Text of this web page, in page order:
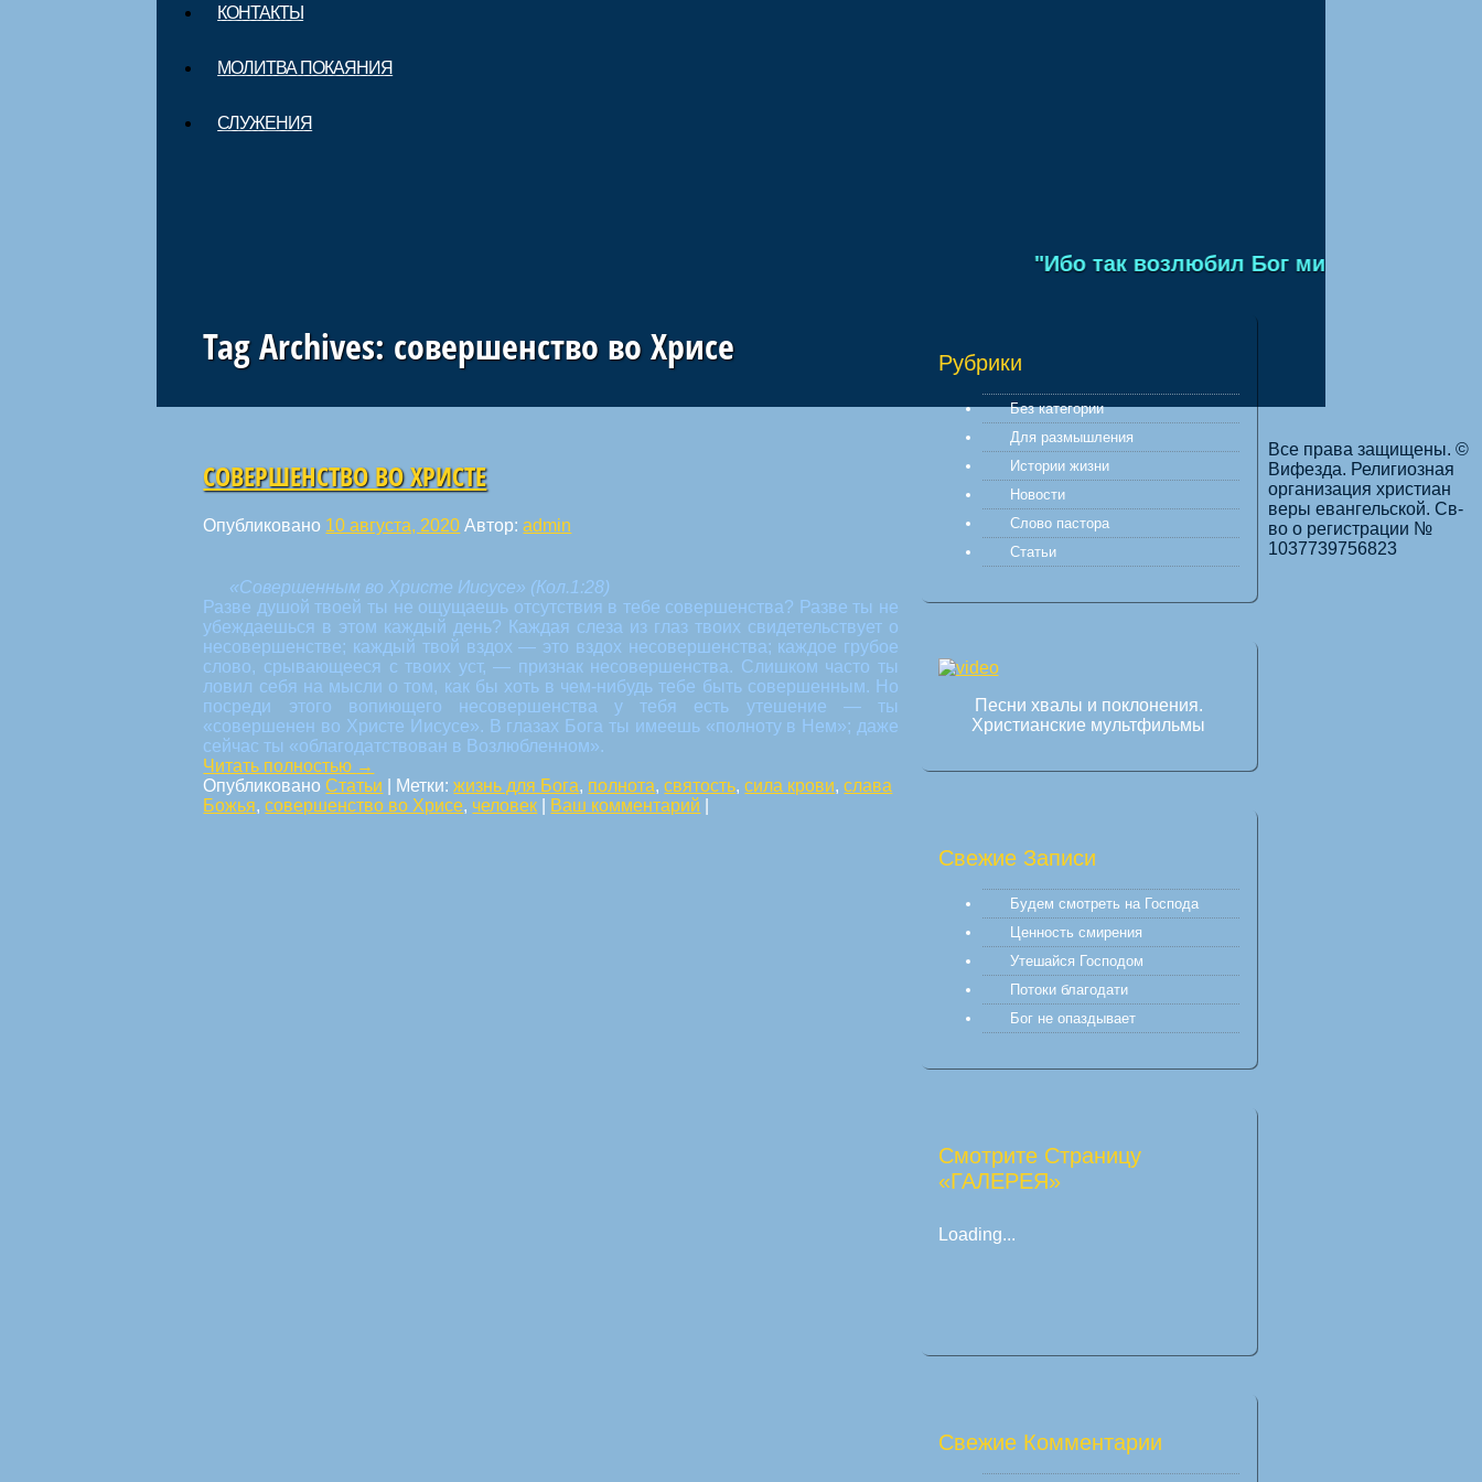
КОНТАКТЫ
МОЛИТВА ПОКАЯНИЯ
СЛУЖЕНИЯ
"Ибо так возлюбил Бог мир, что отдал
Tag Archives: совершенство во Хрисе
Навигация по статьям
СОВЕРШЕНСТВО ВО ХРИСТЕ
Опубликовано 10 августа, 2020 Автор:admin
«Совершенным во Христе Иисусе» (Кол.1:28)
Разве душой твоей ты не ощущаешь отсутствия в тебе совершенства? Разве ты не
убеждаешься в этом каждый день? Каждая слеза из глаз твоих свидетельствует о
несовершенстве; каждый твой вздох — это вздох несовершенства; каждое грубое
слово, срывающееся с твоих уст, — признак несовершенства. Слишком часто ты
ловил себя на мысли о том, как бы хоть в чем-нибудь тебе быть совершенным. Но
посреди этого вопиющего несовершенства у тебя есть утешение — ты
«совершенен во Христе Иисусе». В глазах Бога ты имеешь «полноту в Нем»; даже
сейчас ты «облагодатствован в Возлюбленном».
Читать полностью →
ОпубликованоСтатьи Метки:жизнь для Бога, полнота,святость,сила крови,слава
Божья,совершенство во Хрисе, человек Ваш комментарий
Рубрики
Без категории
Для размышления
Истории жизни
Новости
Слово пастора
Статьи
Песни хвалы и поклонения.
Христианские мультфильмы
Свежие Записи
Будем смотреть на Господа
Ценность смирения
Утешайся Господом
Потоки благодати
Бог не опаздывает
Смотрите Страницу
«ГАЛЕРЕЯ»
Loading...
Свежие Комментарии
Все права защищены. ©
Вифезда. Религиозная
организация христиан
веры евангельской. Св-
во о регистрации №
1037739756823